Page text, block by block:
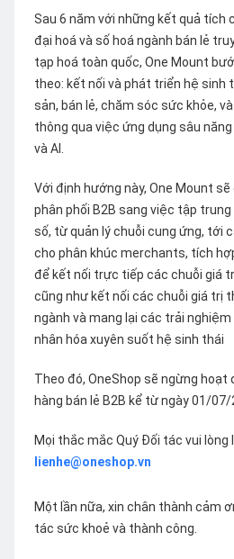
Sau 6 năm với những kết quả tích
đại hoá và số hoá ngành bán lẻ
tạp hoá toàn quốc, One Mount
theo: kết nối và phát triển hệ sinh
sản, bán lẻ, chăm sóc sức khỏe,
thông qua việc ứng dụng sâu
và AI.
Với định hướng này, One Mount
phân phối B2B sang việc tập
số, từ quản lý chuỗi cung ứng, tới
cho phân khúc merchants, tích
để kết nối trực tiếp các chuỗi giá
cũng như kết nối các chuỗi giá trị
ngành và mang lại các trải nghiệm
nhân hóa xuyên suốt hệ sinh thái
Theo đó, OneShop sẽ ngừng hoạt
hàng bán lẻ B2B kể từ ngày 01/07/
Mọi thắc mắc Quý Đối tác vui lòng
lienhe@oneshop.vn
Một lần nữa, xin chân thành cảm
tác sức khoẻ và thành công.